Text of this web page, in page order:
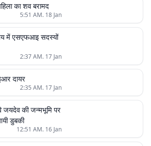
का शव बरामद
5:51 AM. 18 Jan
में एसएफआइ सदस्यों
2:37 AM. 17 Jan
दायर
2:35 AM. 17 Jan
जयदेव की जन्मभूमि पर
डुबकी
12:51 AM. 16 Jan